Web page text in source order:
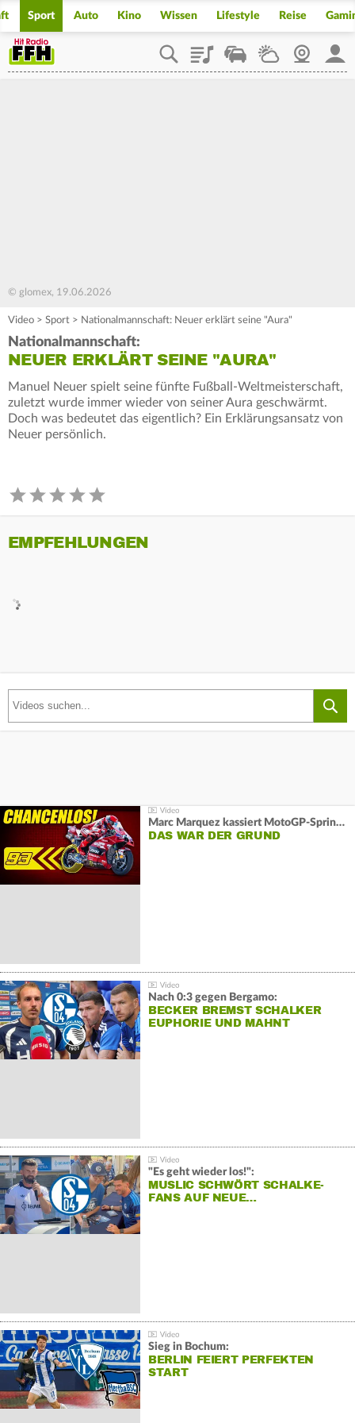
Sport Auto Kino Wissen Lifestyle Reise
PlaylistStaupilotWetterWebcam
© glomex, 19.06.2026
Video > Sport > Nationalmannschaft: Neuer erklärt seine "Aura"
Nationalmannschaft:
NEUER ERKLÄRT SEINE "AURA"
Manuel Neuer spielt seine fünfte Fußball-Weltmeisterschaft,
zuletzt wurde immer wieder von seiner Aura geschwärmt.
Doch was bedeutet das eigentlich? Ein Erklärungsansatz von
Neuer persönlich.
EMPFEHLUNGEN
Marc Marquez kassiert MotoGP-Sprint-Schlappe:
DAS WAR DER GRUND
Nach 0:3 gegen Bergamo:
BECKER BREMST SCHALKER
EUPHORIE UND MAHNT
"Es geht wieder los!":
MUSLIC SCHWÖRT SCHALKE-
FANS AUF NEUE…
Sieg in Bochum:
BERLIN FEIERT PERFEKTEN
START